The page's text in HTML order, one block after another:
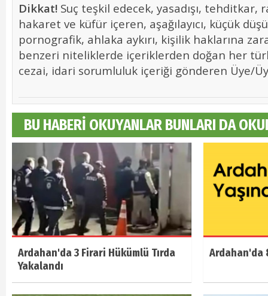
Dikkat! Suç teşkil edecek, yasadışı, tehditkar,
hakaret ve küfür içeren, aşağılayıcı, küçük
pornografik, ahlaka aykırı, kişilik haklarına
benzeri niteliklerde içeriklerden doğan her
cezai, idari sorumluluk içeriği gönderen Üye/
BU HABERİ OKUYANLAR BUNLARI DA
Ardahan'da 3 Firari Hükümlü Tırda
Yakalandı
Ardahan'da